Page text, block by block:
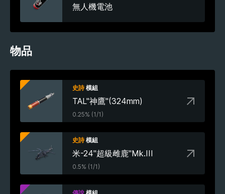
無人機電池
物品
史詩 模組
TAL"神鷹"(324mm)
0.25% (1/1)
史詩 模組
米-24"超級雌鹿"Mk.III
0.5% (1/1)